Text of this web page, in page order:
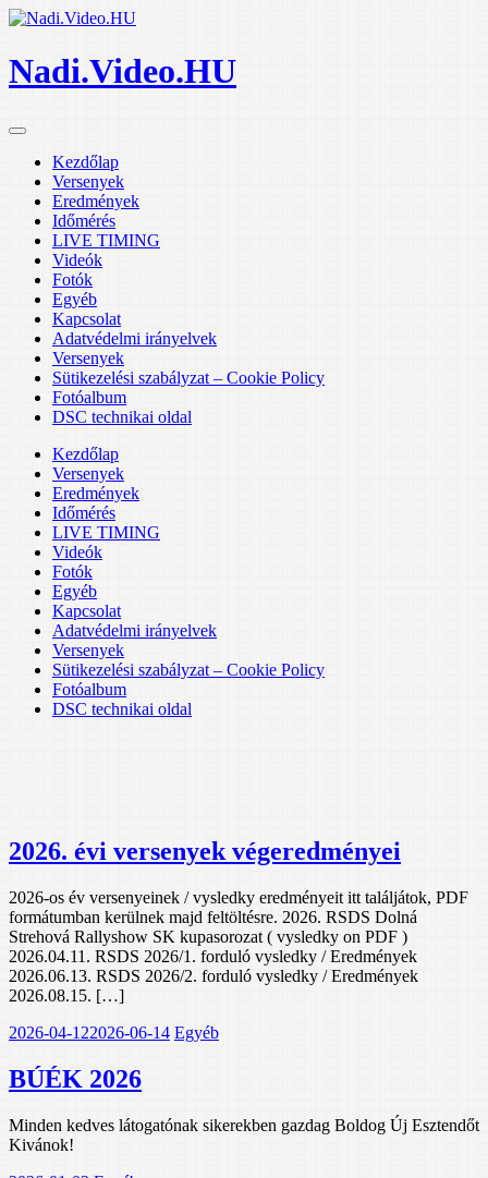
Nadi.Video.HU
Kezdőlap
Versenyek
Eredmények
Időmérés
LIVE TIMING
Videók
Fotók
Egyéb
Kapcsolat
Adatvédelmi irányelvek
Versenyek
Sütikezelési szabályzat – Cookie Policy
Fotóalbum
DSC technikai oldal
Kezdőlap
Versenyek
Eredmények
Időmérés
LIVE TIMING
Videók
Fotók
Egyéb
Kapcsolat
Adatvédelmi irányelvek
Versenyek
Sütikezelési szabályzat – Cookie Policy
Fotóalbum
DSC technikai oldal
2026. évi versenyek végeredményei
2026-os év versenyeinek / vysledky eredményeit itt találjátok, PDF
formátumban kerülnek majd feltöltésre. 2026. RSDS Dolná
Strehová Rallyshow SK kupasorozat ( vysledky on PDF )
2026.04.11. RSDS 2026/1. forduló vysledky / Eredmények
2026.06.13. RSDS 2026/2. forduló vysledky / Eredmények
2026.08.15. […]
2026-04-122026-06-14 Egyéb
BÚÉK 2026
Minden kedves látogatónak sikerekben gazdag Boldog Új Esztendőt
Kivánok!